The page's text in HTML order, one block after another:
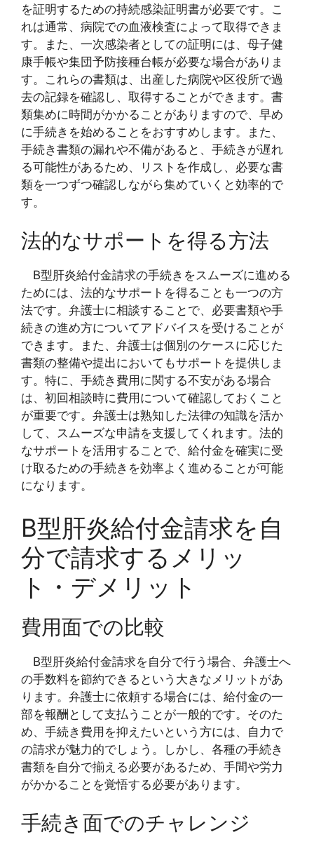
を証明するための持続感染証明書が必要です。こ
れは通常、病院での血液検査によって取得できま
す。また、一次感染者としての証明には、母子健
康手帳や集団予防接種台帳が必要な場合がありま
す。これらの書類は、出産した病院や区役所で過
去の記録を確認し、取得することができます。書
類集めに時間がかかることがありますので、早め
に手続きを始めることをおすすめします。また、
手続き書類の漏れや不備があると、手続きが遅れ
る可能性があるため、リストを作成し、必要な書
類を一つずつ確認しながら集めていくと効率的で
す。
法的なサポートを得る方法
B型肝炎給付金請求の手続きをスムーズに進める
ためには、法的なサポートを得ることも一つの方
法です。弁護士に相談することで、必要書類や手
続きの進め方についてアドバイスを受けることが
できます。また、弁護士は個別のケースに応じた
書類の整備や提出においてもサポートを提供しま
す。特に、手続き費用に関する不安がある場合
は、初回相談時に費用について確認しておくこと
が重要です。弁護士は熟知した法律の知識を活か
して、スムーズな申請を支援してくれます。法的
なサポートを活用することで、給付金を確実に受
け取るための手続きを効率よく進めることが可能
になります。
B型肝炎給付金請求を自
分で請求するメリッ
ト・デメリット
費用面での比較
B型肝炎給付金請求を自分で行う場合、弁護士へ
の手数料を節約できるという大きなメリットがあ
ります。弁護士に依頼する場合には、給付金の一
部を報酬として支払うことが一般的です。そのた
め、手続き費用を抑えたいという方には、自力で
の請求が魅力的でしょう。しかし、各種の手続き
書類を自分で揃える必要があるため、手間や労力
がかかることを覚悟する必要があります。
手続き面でのチャレンジ